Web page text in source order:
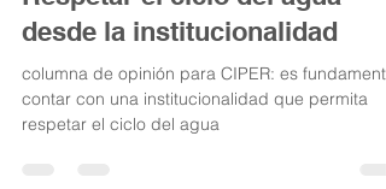
Respetar el ciclo del agua
desde la institucionalidad
columna de opinión para CIPER: es